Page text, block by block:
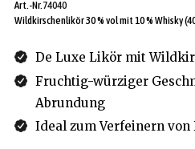
Art.-Nr.74040
Wildkirschenlikör 30 % vol mit 10 % Whisky
De Luxe Likör mit
Fruchtig-würziger
Abrundung
Ideal zum Verfeinern von